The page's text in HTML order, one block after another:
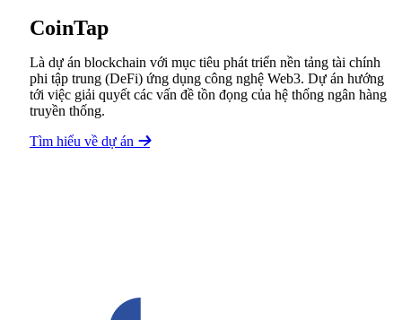
CoinTap
Là dự án blockchain với mục tiêu phát triển nền tảng tài chính
phi tập trung (DeFi) ứng dụng công nghệ Web3. Dự án hướng
tới việc giải quyết các vấn đề tồn đọng của hệ thống ngân hàng
truyền thống.
Tìm hiểu về dự án